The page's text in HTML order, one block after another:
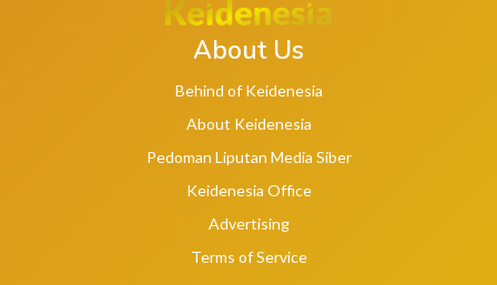
About Us
Behind of Keidenesia
About Keidenesia
Pedoman Liputan Media Siber
Keidenesia Office
Advertising
Terms of Service